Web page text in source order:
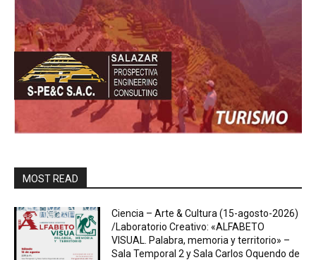
MOST READ
Ciencia – Arte & Cultura (15-agosto-2026)
/Laboratorio Creativo: «ALFABETO
VISUAL. Palabra, memoria y territorio» –
Sala Temporal 2 y Sala Carlos Oquendo de